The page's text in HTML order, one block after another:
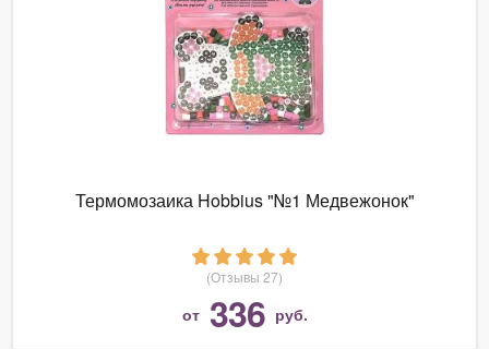
Термомозаика Hobbius "№1 Медвежонок"
(Отзывы 27)
от 336 руб.